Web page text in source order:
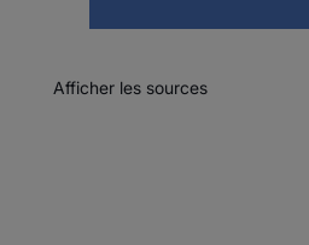
Afficher les sources